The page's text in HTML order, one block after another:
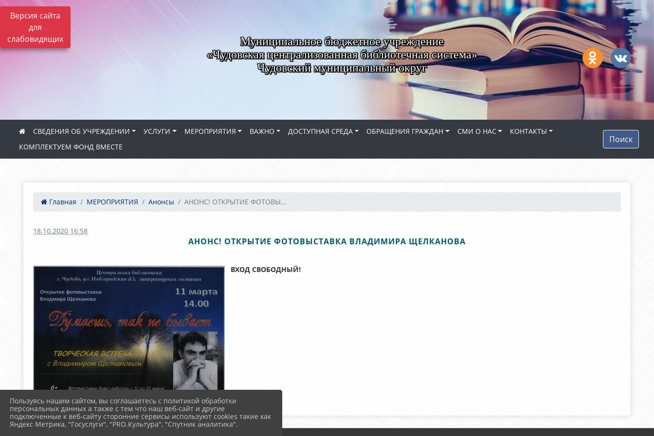
Версия сайта
для
слабовидящих
Муниципальное бюджетное учреждение
«Чудовская централизованная библиотечная система»
Чудовский муниципальный округ
СВЕДЕНИЯ ОБ УЧРЕЖДЕНИИ УСЛУГИ МЕРОПРИЯТИЯ ВАЖНО ДОСТУПНАЯ СРЕДА ОБРАЩЕНИЯ ГРАЖДАН СМИ О НАС
КОНТАКТЫ
КОМПЛЕКТУЕМ ФОНД ВМЕСТЕ
Поиск
Главная МЕРОПРИЯТИЯ Анонсы АНОНС! ОТКРЫТИЕ ФОТОВЫ...
18.10.2020 16:58
АНОНС! ОТКРЫТИЕ ФОТОВЫСТАВКА ВЛАДИМИРА ЩЕЛКАНОВА
ВХОД СВОБОДНЫЙ!
Пользуясь нашим сайтом, вы соглашаетесь с политикой обработки
персональных данных а также с тем что наш веб-сайт и другие
подключенные к веб-сайту сторонние сервисы используют cookies такие как
Яндекс Метрика, "Госуслуги", "PRO.Культура", "Спутник аналитика".